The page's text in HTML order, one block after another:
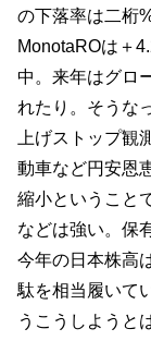
の下落率は二桁
MonotaROは＋
中。来年はグロ
れたり。そうな
上げストップ観
動車など円安恩
縮小ということ
などは強い。保
今年の日本株高
駄を相当履いて
うこうしようと